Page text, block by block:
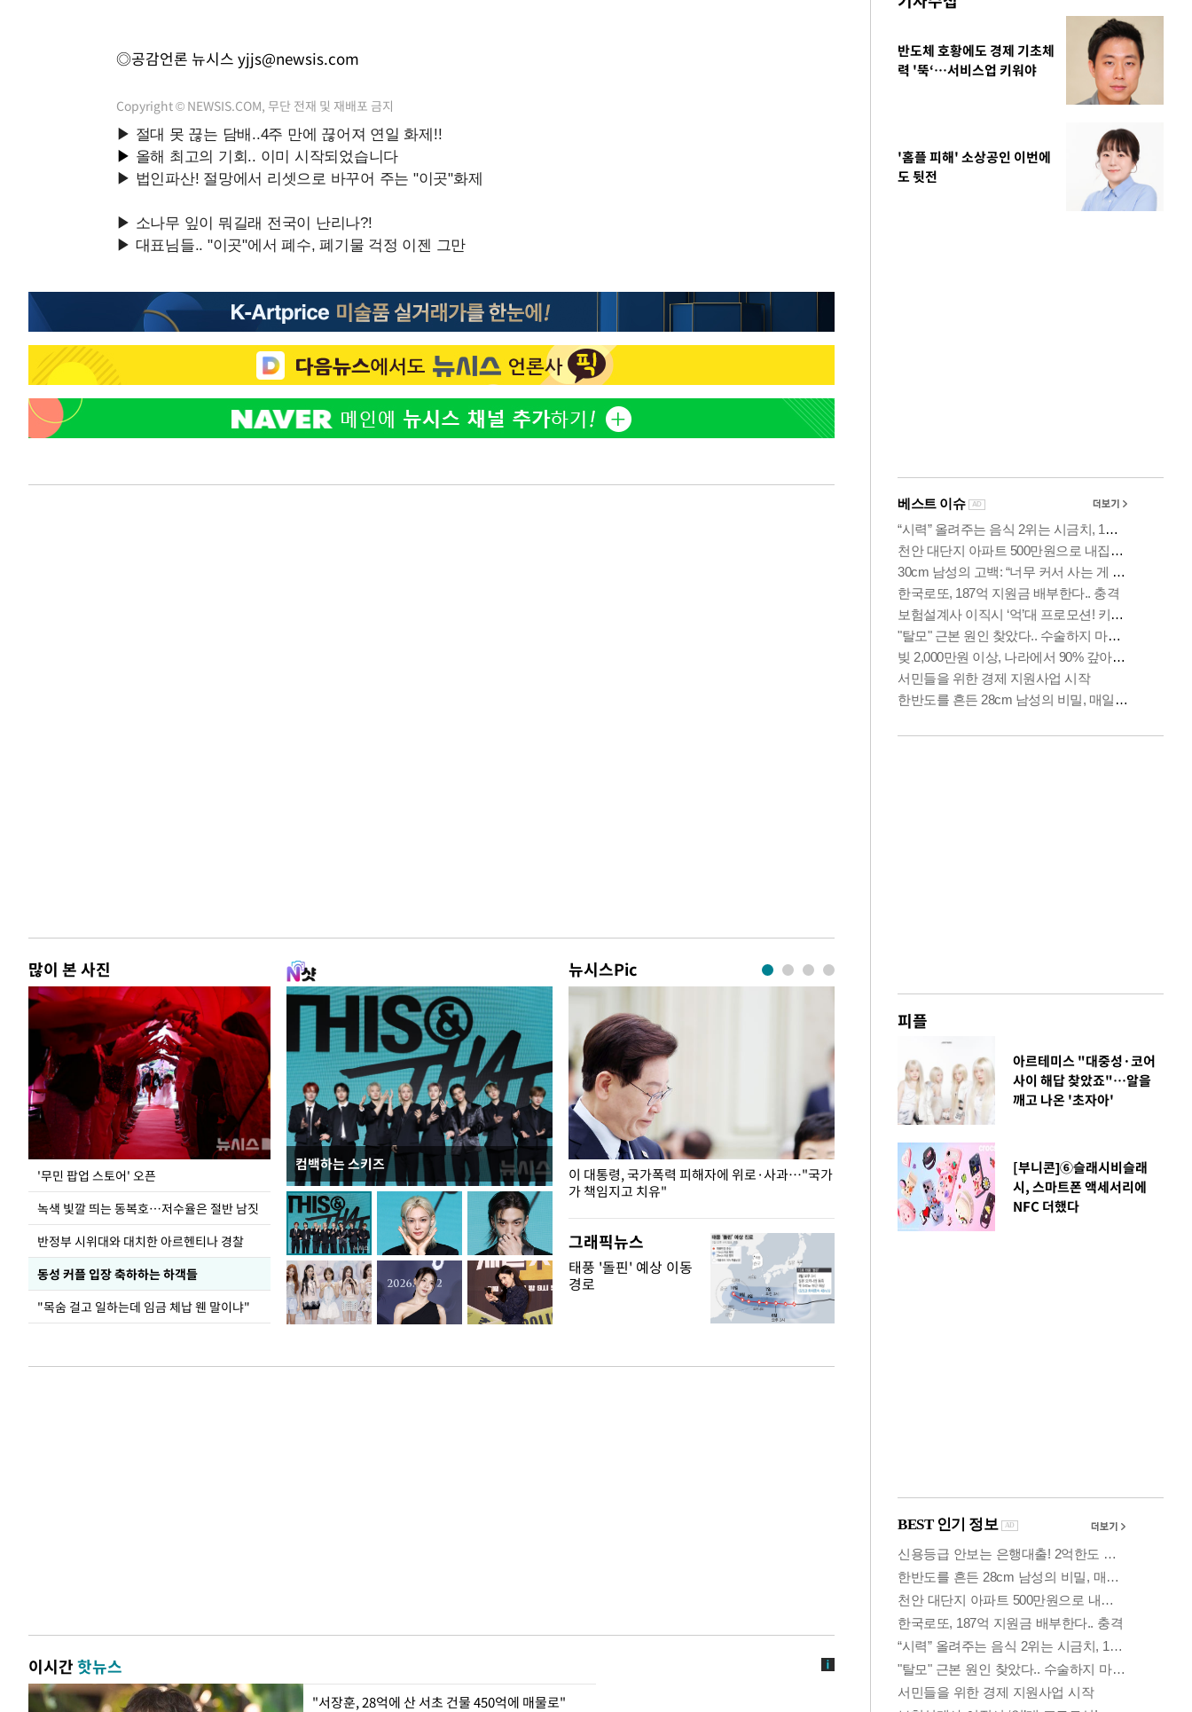
◎공감언론 뉴시스 yjjs@newsis.com
Copyright © NEWSIS.COM, 무단 전재 및 재배포 금지
많이 본 사진
'무민 팝업 스토어' 오픈
녹색 빛깔 띄는 동복호…저수율은 절반 남짓
반정부 시위대와 대치한 아르헨티나 경찰
동성 커플 입장 축하하는 하객들
"목숨 걸고 일하는데 임금 체납 웬 말이냐"
컴백하는 스키즈
뉴시스Pic
지석천 뒤덮은 개구리밥
이 대통령, 국가폭력 피해자에 위로·사과…"국가
가 책임지고 치유"
홈플러스, 67개 점포 가오픈… 13일 정식 개장
오세훈 서울시
환경 점검
그래픽뉴스
태풍 '돌핀' 예상 이동
경로
이시간핫뉴스
"서장훈, 28억에 산 서초 건물 450억에 매물로"
반도체 호황에도 경제 기초체
력 '뚝‘…서비스업 키워야
'홈플 피해' 소상공인 이번에
도 뒷전
피플
아르테미스 "대중성·코어
사이 해답 찾았죠"…알을
깨고 나온 '초자아'
[부니콘]⑥슬래시비슬래
시, 스마트폰 액세서리에
NFC 더했다